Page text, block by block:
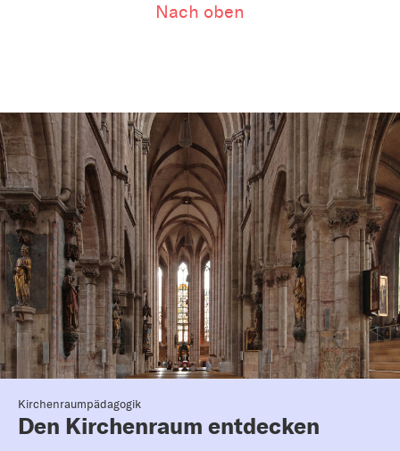
Nach oben
Kirchenraumpädagogik
Den Kirchenraum entdecken